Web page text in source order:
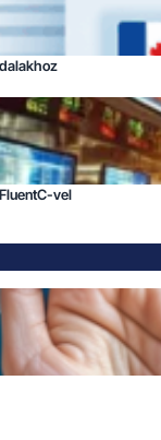
vel